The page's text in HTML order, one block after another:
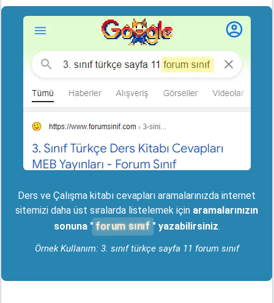
Ders ve Çalışma kitabı cevapları aramalarınızda internet
sitemizi daha üst sıralarda listelemek için aramalarınızın
sonuna " forum sınıf " yazabilirsiniz.
Örnek Kullanım: 3. sınıf türkçe sayfa 11 forum sınıf